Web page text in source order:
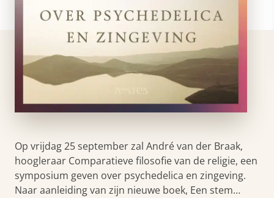
Op vrijdag 25 september zal André van der Braak,
hoogleraar Comparatieve filosofie van de religie, een
symposium geven over psychedelica en zingeving.
Naar aanleiding van zijn nieuwe boek, Een stem…